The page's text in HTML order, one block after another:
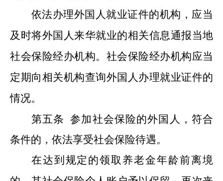
依法办理外国人就业证件的机构，应当
及时将外国人来华就业的相关信息通报当地
社会保险经办机构。社会保险经办机构应当
定期向相关机构查询外国人办理就业证件的
情况。
第五条 参加社会保险的外国人，符合
条件的，依法享受社会保险待遇。
在达到规定的领取养老金年龄前离境